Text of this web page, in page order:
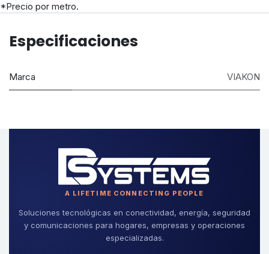
*Precio por metro.
Especificaciones
Marca VIAKON
A LIFETIME CONNECTING PEOPLE
Soluciones tecnológicas en conectividad, energía, seguridad
y comunicaciones para hogares, empresas y operaciones
especializadas.